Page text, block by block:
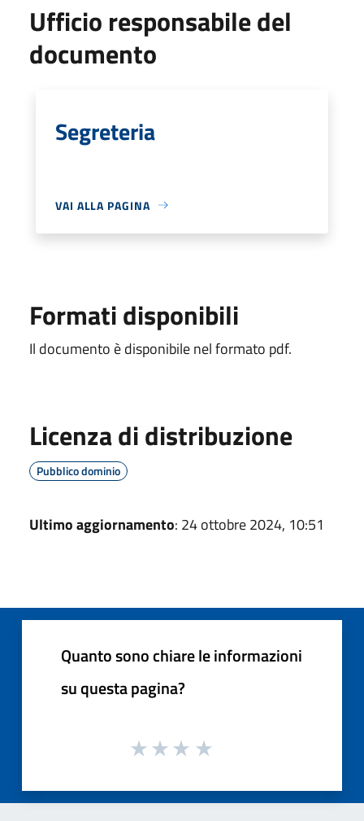
Ufficio responsabile del
documento
Segreteria
VAI ALLA PAGINA
Formati disponibili
Il documento è disponibile nel formato pdf.
Licenza di distribuzione
Pubblico dominio
Ultimo aggiornamento: 24 ottobre 2024, 10:51
Quanto sono chiare le informazioni
su questa pagina?